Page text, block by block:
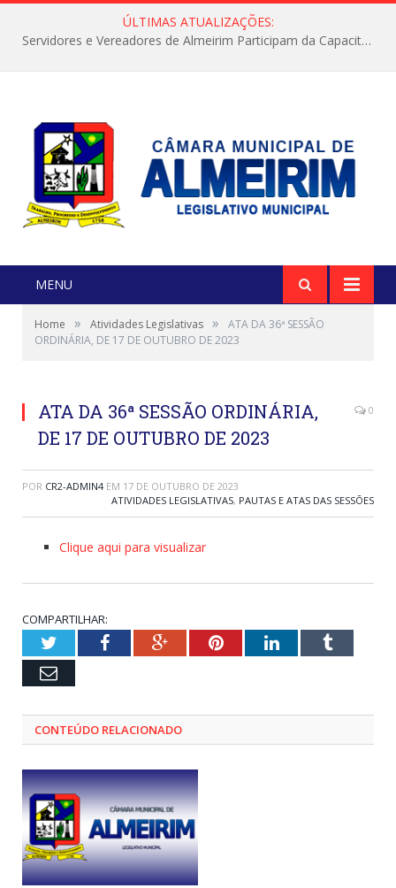
ÚLTIMAS ATUALIZAÇÕES:
Servidores e Vereadores de Almeirim Participam da Capacitação “Orientar é a Nossa Missão”
MENU
Home » Atividades Legislativas »
ATA DA 36ª SESSÃO
ORDINÁRIA, DE 17 DE OUTUBRO DE 2023
ATA DA 36ª SESSÃO ORDINÁRIA,
DE 17 DE OUTUBRO DE 2023
0
POR CR2-ADMIN4 EM 17 DE OUTUBRO DE 2023
ATIVIDADES LEGISLATIVAS, PAUTAS E ATAS DAS SESSÕES
Clique aqui para visualizar
COMPARTILHAR:
TwitterFacebookGoogle+PinterestLinkedInTumblr
Email
CONTEÚDO RELACIONADO